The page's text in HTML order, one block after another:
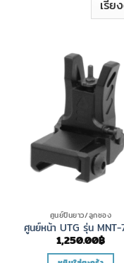
ศูนย์ปืนยาว/ลูกซอง
ศูนย์หน้า UTG รุ่น
1,250.00฿